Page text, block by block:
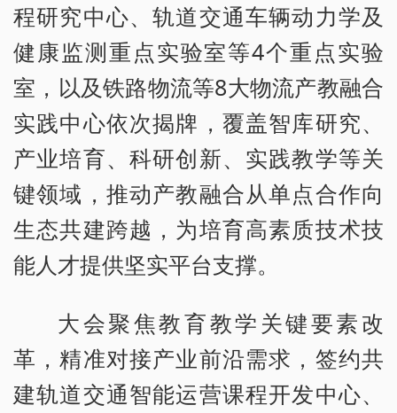
程研究中心、轨道交通车辆动力学及
健康监测重点实验室等4个重点实验
室，以及铁路物流等8大物流产教融合
实践中心依次揭牌，覆盖智库研究、
产业培育、科研创新、实践教学等关
键领域，推动产教融合从单点合作向
生态共建跨越，为培育高素质技术技
能人才提供坚实平台支撑。
大会聚焦教育教学关键要素改
革，精准对接产业前沿需求，签约共
建轨道交通智能运营课程开发中心、